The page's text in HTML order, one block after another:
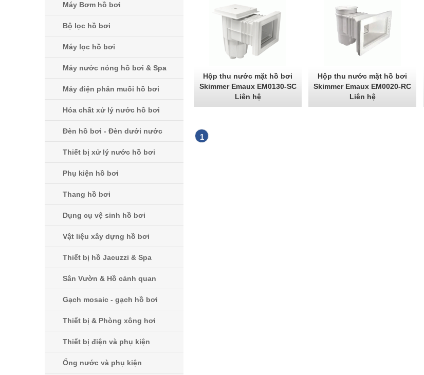
Máy Bơm hồ bơi
Bộ lọc hồ bơi
Máy lọc hồ bơi
Máy nước nóng hồ bơi & Spa
Máy điện phân muối hồ bơi
Hóa chất xử lý nước hồ bơi
Đèn hồ bơi - Đèn dưới nước
Thiết bị xử lý nước hồ bơi
Phụ kiện hồ bơi
Thang hồ bơi
Dụng cụ vệ sinh hồ bơi
Vật liệu xây dựng hồ bơi
Thiết bị hồ Jacuzzi & Spa
Sân Vườn & Hồ cảnh quan
Gạch mosaic - gạch hồ bơi
Thiết bị & Phòng xông hơi
Thiết bị điện và phụ kiện
Ống nước và phụ kiện
Hộp thu nước mặt hồ bơi
Skimmer Emaux EM0130-SC
Liên hệ
Hộp thu nước mặt hồ bơi
Skimmer Emaux EM0020-RC
Liên hệ
1